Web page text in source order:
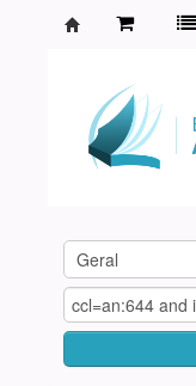
Agamenon
Magalhães